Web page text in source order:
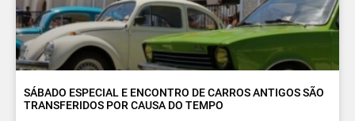
SÁBADO ESPECIAL E ENCONTRO DE CARROS ANTIGOS SÃO
TRANSFERIDOS POR CAUSA DO TEMPO